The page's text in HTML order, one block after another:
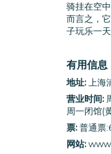
骑挂在空
而言之，
子玩乐一天
有用信息
地址:上海
营业时间:
周一闭馆(
票:普通票
网站: